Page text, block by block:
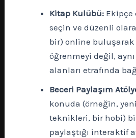
Kitap Kulübü:
seçin ve düzenli
bir) online buluşarak
öğrenmeyi değil,
alanları etrafında
Beceri Paylaşım
konuda (örneğin,
teknikleri, bir hobi)
paylaştığı interaktif